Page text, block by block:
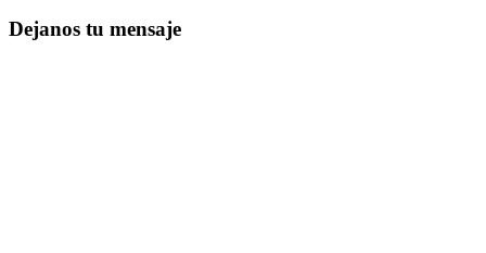
Dejanos tu mensaje